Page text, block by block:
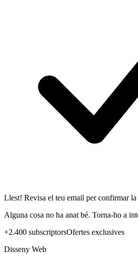
Llest! Revisa el teu email per confirmar
Alguna cosa no ha anat bé. Torna-ho a
+2.400 subscriptorsOfertes exclusives
Disseny Web